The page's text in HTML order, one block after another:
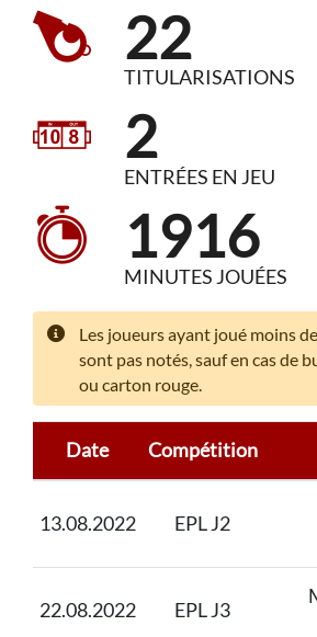
22
TITULARISATIONS
2
ENTRÉES EN JEU
1916
MINUTES JOUÉES
Les joueurs ayant joué moins
sont pas notés, sauf en cas de
ou carton rouge.
Date Compétition
13.08.2022 EPL J2
22.08.2022 EPL J3